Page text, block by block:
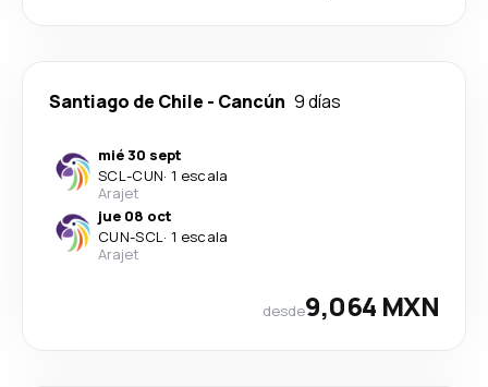
Santiago de Chile - Cancún 9 días
mié 30 sept
SCL-CUN· 1 escala
Arajet
jue 08 oct
CUN-SCL· 1 escala
Arajet
desde9,064 MXN